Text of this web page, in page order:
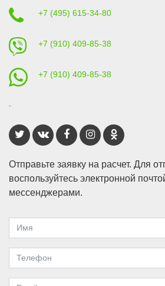
+7 (495) 615-34-80
+7 (910) 409-85-38
+7 (910) 409-85-38
Отправьте заявку на расчет. Для
воспользуйтесь электронной
мессенджерами.